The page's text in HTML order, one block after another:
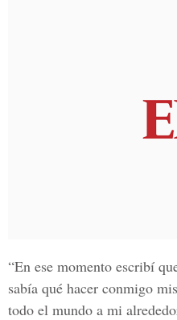
“En ese momento escribí
sabía qué hacer conmigo
todo el mundo a mi